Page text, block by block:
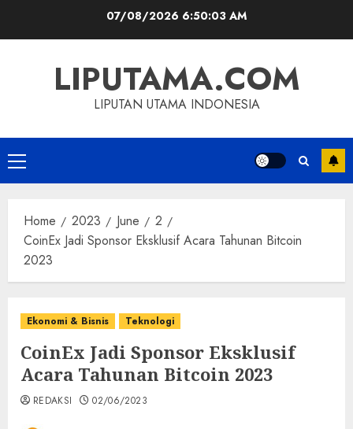
07/08/2026 6:50:03 AM
LIPUTAMA.COM
LIPUTAN UTAMA INDONESIA
Primary
Menu
Home 2023 June
2
CoinEx Jadi Sponsor Eksklusif Acara Tahunan Bitcoin
2023
Ekonomi & Bisnis Teknologi
CoinEx Jadi Sponsor Eksklusif
Acara Tahunan Bitcoin 2023
REDAKSI 02/06/2023